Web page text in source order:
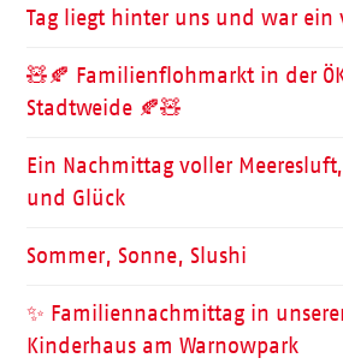
Tag liegt hinter uns und war ein
🧸🍂 Familienflohmarkt in der
Stadtweide 🍂🧸
Ein Nachmittag voller
und Glück
Sommer, Sonne, Slushi
✨ Familiennachmittag in
Kinderhaus am Warnowpark